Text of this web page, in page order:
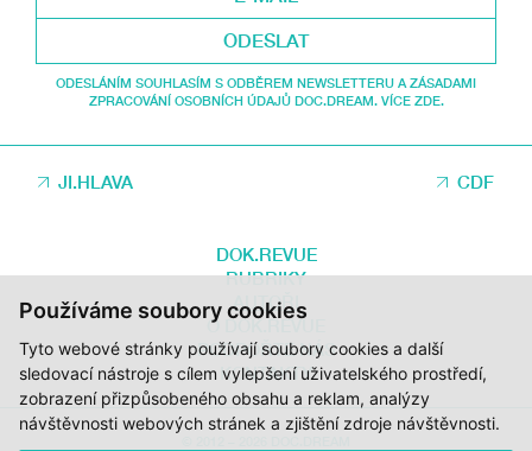
Používáme soubory cookies
Tyto webové stránky používají soubory cookies a další
sledovací nástroje s cílem vylepšení uživatelského prostředí,
zobrazení přizpůsobeného obsahu a reklam, analýzy
návštěvnosti webových stránek a zjištění zdroje návštěvnosti.
ODESLAT
ODESLÁNÍM SOUHLASÍM S ODBĚREM NEWSLETTERU A ZÁSADAMI
ZPRACOVÁNÍ OSOBNÍCH ÚDAJŮ DOC.DREAM. VÍCE ZDE.
JI.HLAVA CDF
DOK.REVUE
RUBRIKY
AUTOŘI
O DOK.REVUE
PODPOŘTE NÁS
KONTAKTY